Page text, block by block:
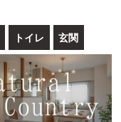
トイレ 玄関